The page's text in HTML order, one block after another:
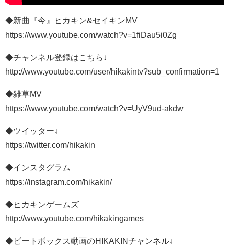
◆新曲『今』ヒカキン&セイキンMV
https://www.youtube.com/watch?v=1fiDau5i0Zg
◆チャンネル登録はこちら↓
http://www.youtube.com/user/hikakintv?sub_confirmation=1
◆雑草MV
https://www.youtube.com/watch?v=UyV9ud-akdw
◆ツイッター↓
https://twitter.com/hikakin
◆インスタグラム
https://instagram.com/hikakin/
◆ヒカキンゲームズ
http://www.youtube.com/hikakingames
◆ビートボックス動画のHIKAKINチャンネル↓